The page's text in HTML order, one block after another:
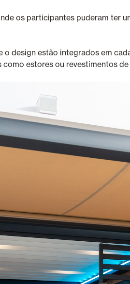
os participantes puderam ter
design estão integrados em
estores ou revestimentos